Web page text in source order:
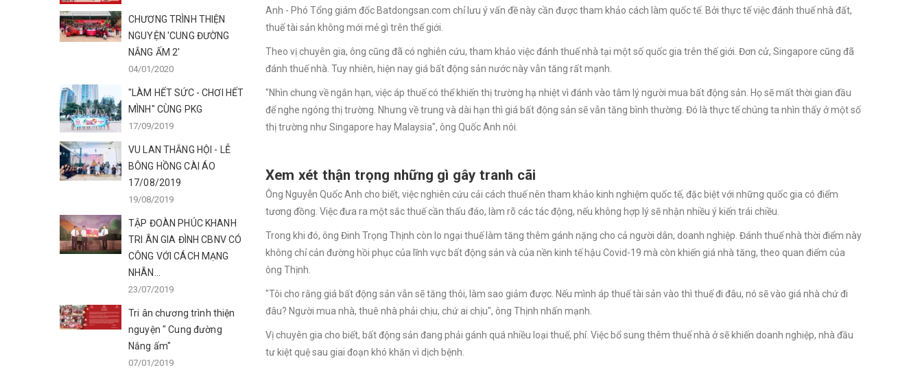
Anh - Phó Tổng giám đốc Batdongsan.com chỉ lưu ý vấn đề này cần được tham khảo cách làm quốc tế. Bởi thực tế việc đánh thuế nhà đất,
thuế tài sản không mới mẻ gì trên thế giới.
Theo vị chuyên gia, ông cũng đã có nghiên cứu, tham khảo việc đánh thuế nhà tại một số quốc gia trên thế giới. Đơn cử, Singapore cũng đã
đánh thuế nhà. Tuy nhiên, hiện nay giá bất động sản nước này vẫn tăng rất mạnh.
"Nhìn chung về ngắn hạn, việc áp thuế có thể khiến thị trường hạ nhiệt vì đánh vào tâm lý người mua bất động sản. Họ sẽ mất thời gian đầu
để nghe ngóng thị trường. Nhưng về trung và dài hạn thì giá bất động sản sẽ vẫn tăng bình thường. Đó là thực tế chúng ta nhìn thấy ở một số
thị trường như Singapore hay Malaysia", ông Quốc Anh nói.
Xem xét thận trọng những gì gây tranh cãi
Ông Nguyễn Quốc Anh cho biết, việc nghiên cứu cải cách thuế nên tham khảo kinh nghiệm quốc tế, đặc biệt với những quốc gia có điểm
tương đồng. Việc đưa ra một sắc thuế cần thấu đáo, làm rõ các tác động, nếu không hợp lý sẽ nhận nhiều ý kiến trái chiều.
Trong khi đó, ông Đinh Trọng Thịnh còn lo ngại thuế làm tăng thêm gánh nặng cho cả người dân, doanh nghiệp. Đánh thuế nhà thời điểm này
không chỉ cản đường hồi phục của lĩnh vực bất động sản và của nền kinh tế hậu Covid-19 mà còn khiến giá nhà tăng, theo quan điểm của
ông Thịnh.
"Tôi cho rằng giá bất động sản vẫn sẽ tăng thôi, làm sao giảm được. Nếu mình áp thuế tài sản vào thì thuế đi đâu, nó sẽ vào giá nhà chứ đi
đâu? Người mua nhà, thuê nhà phải chịu, chứ ai chịu", ông Thịnh nhấn mạnh.
Vị chuyên gia cho biết, bất động sản đang phải gánh quá nhiều loại thuế, phí. Việc bổ sung thêm thuế nhà ở sẽ khiến doanh nghiệp, nhà đầu
tư kiệt quệ sau giai đoạn khó khăn vì dịch bệnh.
CHƯƠNG TRÌNH THIỆN
NGUYỆN 'CUNG ĐƯỜNG
NẮNG ẤM 2'
04/01/2020
"LÀM HẾT SỨC - CHƠI HẾT
MÌNH" CÙNG PKG
17/09/2019
VU LAN THẮNG HỘI - LỄ
BÔNG HỒNG CÀI ÁO
17/08/2019
19/08/2019
TẬP ĐOÀN PHÚC KHANH
TRI ÂN GIA ĐÌNH CBNV CÓ
CÔNG VỚI CÁCH MẠNG
NHÂN...
23/07/2019
Tri ân chương trình thiện
nguyện " Cung đường
Nắng ấm"
07/01/2019